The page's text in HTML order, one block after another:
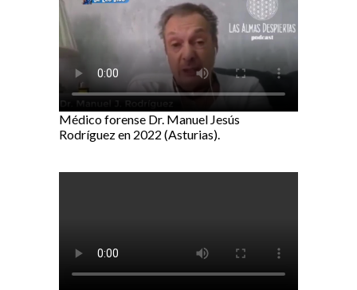
Médico forense Dr. Manuel Jesús
Rodríguez en 2022 (Asturias).